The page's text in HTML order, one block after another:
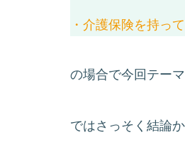
・介護保険を持っ
の場合で今回テー
ではさっそく結論